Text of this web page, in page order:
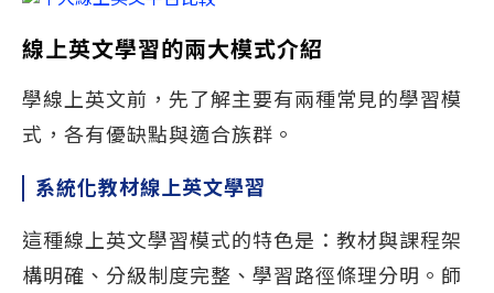
線上英文學習的兩大模式介紹
學線上英文前，先了解主要有兩種常見的學習模
式，各有優缺點與適合族群。
系統化教材線上英文學習
這種線上英文學習模式的特色是：教材與課程架
構明確、分級制度完整、學習路徑條理分明。師